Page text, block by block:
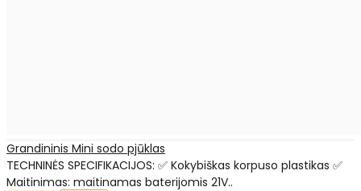
Grandininis Mini sodo pjūklas
TECHNINĖS SPECIFIKACIJOS: ✅ Kokybiškas korpuso plastikas ✅
Maitinimas: maitinamas baterijomis 21V..